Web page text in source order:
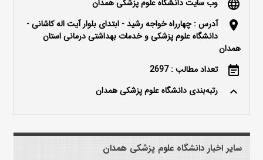
language وب سایت دانشگاه علوم پزشکی همدان
location_on
آدرس : چهارراه خواجه رشید - ابتدای بلوار آیت اله کاشانی -
دانشگاه علوم پزشکی و خدمات بهداشتی درمانی استان
همدان
event_note تعداد مطالب : 2697
keyboard_arrow_up رتبه‌بندی دانشگاه علوم پزشکی همدان
سایر اخبار دانشگاه علوم پزشکی همدان